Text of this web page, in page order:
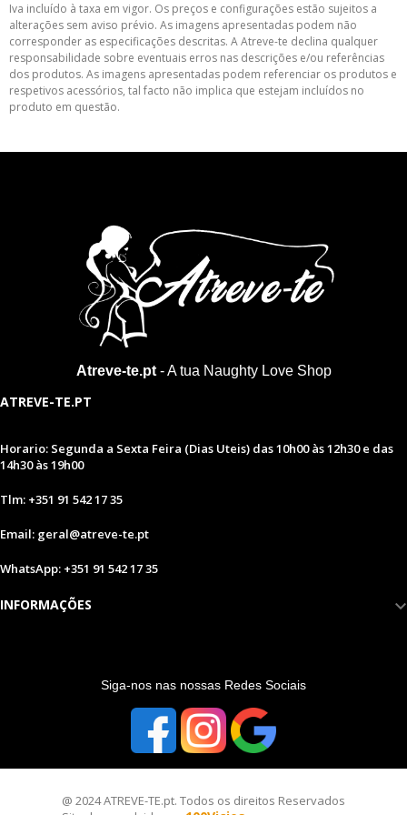
Iva incluído à taxa em vigor. Os preços e configurações estão sujeitos a
alterações sem aviso prévio. As imagens apresentadas podem não
corresponder as especificações descritas. A Atreve-te declina qualquer
responsabilidade sobre eventuais erros nas descrições e/ou referências
dos produtos. As imagens apresentadas podem referenciar os produtos e
respetivos acessórios, tal facto não implica que estejam incluídos no
produto em questão.
Atreve-te.pt- A tua Naughty Love Shop
ATREVE-TE.PT
Horario: Segunda a Sexta Feira (Dias Uteis) das 10h00 às 12h30 e das
14h30 às 19h00
Tlm: +351 91 542 17 35
Email: geral@atreve-te.pt
WhatsApp: +351 91 542 17 35
INFORMAÇÕES
Siga-nos nas nossas Redes Sociais
@ 2024 ATREVE-TE.pt. Todos os direitos Reservados